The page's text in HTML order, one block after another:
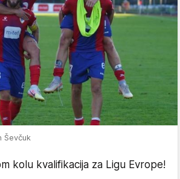
Ševčuk
kolu kvalifikacija za Ligu Evrope!